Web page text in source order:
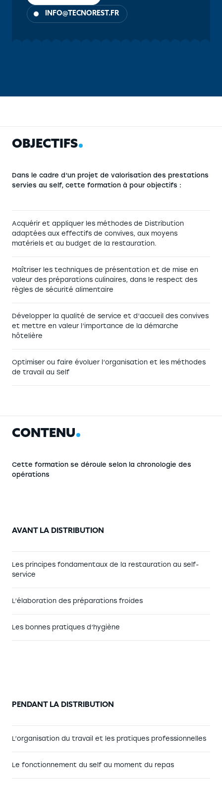
INFO@TECNOREST.FR
OBJECTIFS
Dans le cadre d’un projet de valorisation des prestations
servies au self, cette formation à pour objectifs :
Acquérir et appliquer les méthodes de Distribution
adaptées aux effectifs de convives, aux moyens
matériels et au budget de la restauration.
Maîtriser les techniques de présentation et de mise en
valeur des préparations culinaires, dans le respect des
règles de sécurité alimentaire
Développer la qualité de service et d’accueil des convives
et mettre en valeur l’importance de la démarche
hôtelière
Optimiser ou faire évoluer l’organisation et les méthodes
de travail au Self
CONTENU
Cette formation se déroule selon la chronologie des
opérations
AVANT LA DISTRIBUTION
Les principes fondamentaux de la restauration au self-
service
L’élaboration des préparations froides
Les bonnes pratiques d’hygiène
PENDANT LA DISTRIBUTION
L’organisation du travail et les pratiques professionnelles
Le fonctionnement du self au moment du repas